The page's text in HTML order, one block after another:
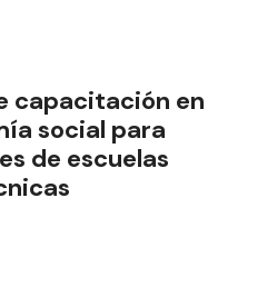
capacitación en
social para
de escuelas